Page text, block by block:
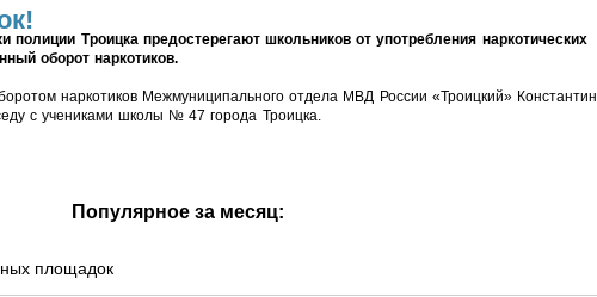
полиции Троицка предостерегают школьников от употребления наркотических
оборот наркотиков.
наркотиков Межмуниципального отдела МВД России «Троицкий» Константин
с учениками школы № 47 города Троицка.
Популярное за месяц:
площадок